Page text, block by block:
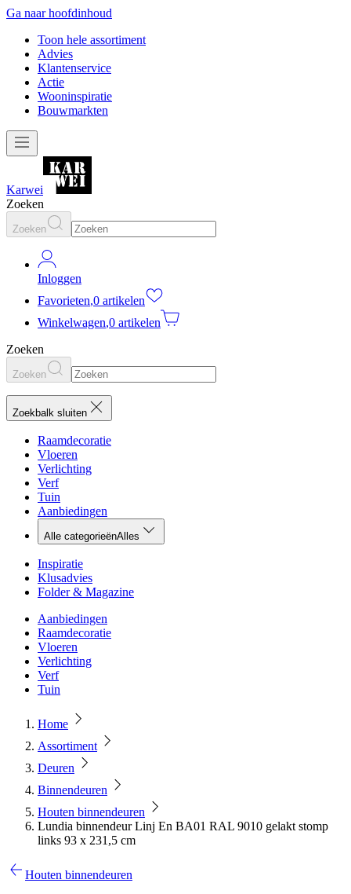
Ga naar hoofdinhoud
Toon hele assortiment
Advies
Klantenservice
Actie
Wooninspiratie
Bouwmarkten
Karwei
Zoeken
Zoeken
Inloggen
Favorieten,0 artikelen
Winkelwagen,0 artikelen
Zoeken
Zoeken
Zoekbalk sluiten
Raamdecoratie
Vloeren
Verlichting
Verf
Tuin
Aanbiedingen
Alle categorieënAlles
Inspiratie
Klusadvies
Folder & Magazine
Aanbiedingen
Raamdecoratie
Vloeren
Verlichting
Verf
Tuin
Home
Assortiment
Deuren
Binnendeuren
Houten binnendeuren
Lundia binnendeur Linj En BA01 RAL 9010 gelakt stomp
links 93 x 231,5 cm
Houten binnendeuren